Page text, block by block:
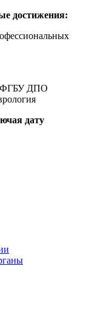
достижения:
ФГБУ ДПО
дату